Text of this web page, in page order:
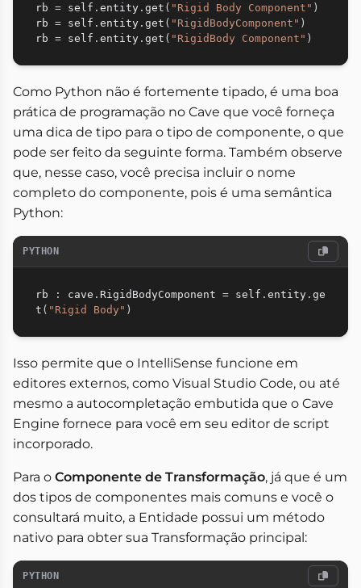
rb = self . entity . get ( "Rigid Body Component" )
rb = self . entity . get ( "RigidBodyComponent" )
rb = self . entity . get ( "RigidBody Component" )
Como Python não é fortemente tipado, é uma boa
prática de programação no Cave que você forneça
uma dica de tipo para o tipo de componente, o que
pode ser feito da seguinte forma. Também observe
que, nesse caso, você precisa incluir o nome
completo do componente, pois é uma semântica
Python:
PYTHON
rb : cave . RigidBodyComponent = self . entity . ge
t ( "Rigid Body" )
Isso permite que o IntelliSense funcione em
editores externos, como Visual Studio Code, ou até
mesmo a autocompletação embutida que o Cave
Engine fornece para você em seu editor de script
incorporado.
Para o Componente de Transformação, já que é um
dos tipos de componentes mais comuns e você o
consultará muito, a Entidade possui um método
nativo para obter sua Transformação principal:
PYTHON